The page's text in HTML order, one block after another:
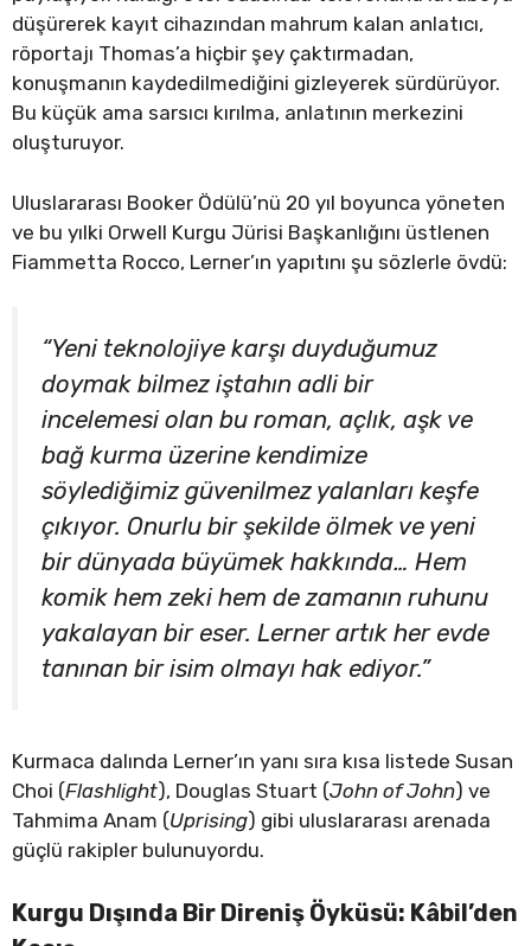
düşürerek kayıt cihazından mahrum kalan anlatıcı,
röportajı Thomas’a hiçbir şey çaktırmadan,
konuşmanın kaydedilmediğini gizleyerek sürdürüyor.
Bu küçük ama sarsıcı kırılma, anlatının merkezini
oluşturuyor.
Uluslararası Booker Ödülü’nü 20 yıl boyunca yöneten
ve bu yılki Orwell Kurgu Jürisi Başkanlığını üstlenen
Fiammetta Rocco, Lerner’ın yapıtını şu sözlerle övdü:
“Yeni teknolojiye karşı duyduğumuz
doymak bilmez iştahın adli bir
incelemesi olan bu roman, açlık, aşk ve
bağ kurma üzerine kendimize
söylediğimiz güvenilmez yalanları keşfe
çıkıyor. Onurlu bir şekilde ölmek ve yeni
bir dünyada büyümek hakkında… Hem
komik hem zeki hem de zamanın ruhunu
yakalayan bir eser. Lerner artık her evde
tanınan bir isim olmayı hak ediyor.”
Kurmaca dalında Lerner’ın yanı sıra kısa listede Susan
Choi (Flashlight), Douglas Stuart (John of John) ve
Tahmima Anam (Uprising) gibi uluslararası arenada
güçlü rakipler bulunuyordu.
Kurgu Dışında Bir Direniş Öyküsü: Kâbil’den